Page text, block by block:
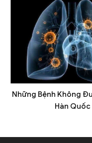
Những Bệnh Không
Hàn Quốc